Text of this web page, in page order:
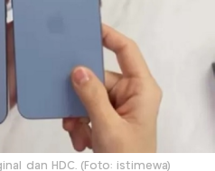
dan HDC. (Foto: istimewa)